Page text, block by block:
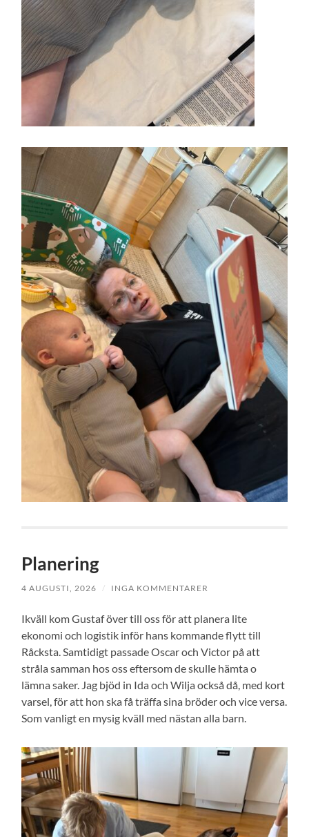
Planering
4 AUGUSTI, 2026 / INGA KOMMENTARER
Ikväll kom Gustaf över till oss för att planera lite
ekonomi och logistik inför hans kommande flytt till
Råcksta. Samtidigt passade Oscar och Victor på att
stråla samman hos oss eftersom de skulle hämta o
lämna saker. Jag bjöd in Ida och Wilja också då, med kort
varsel, för att hon ska få träffa sina bröder och vice versa.
Som vanligt en mysig kväll med nästan alla barn.